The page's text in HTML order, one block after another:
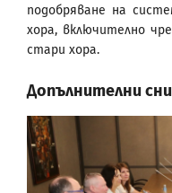
подобряване на
хора, включително
стари хора.
Допълнителни